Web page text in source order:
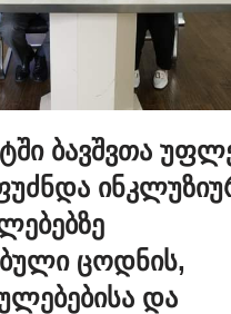
ბავშვთა
ცოდნის,
და